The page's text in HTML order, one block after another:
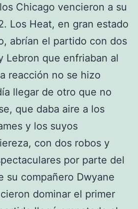
Chicago vencieron a su
Los Heat, en gran estado
abrían el partido con dos
Lebron que enfriaban al
reacción no se hizo
llegar de otro que no
que daba aire a los
y los suyos
con dos robos y
por parte del
su compañero Dwyane
dominar el primer